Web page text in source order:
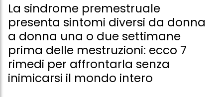
La sindrome premestruale
presenta sintomi diversi da donna
a donna una o due settimane
prima delle mestruzioni: ecco 7
rimedi per affrontarla senza
inimicarsi il mondo intero